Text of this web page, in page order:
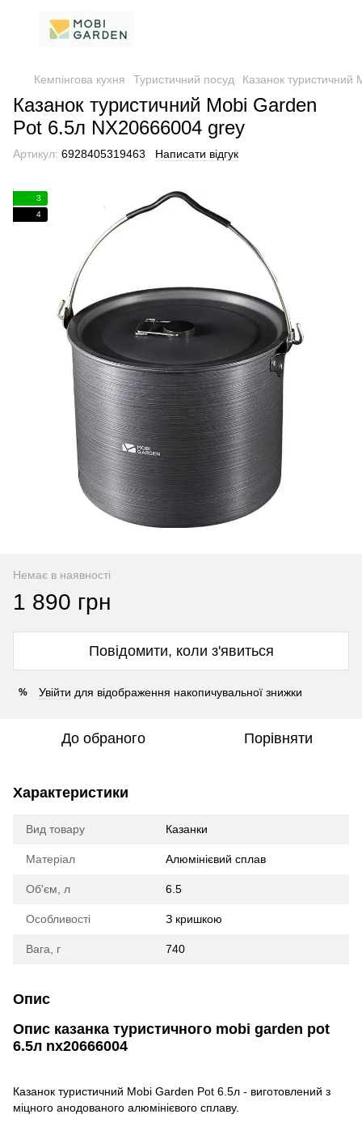
Кемпінгова кухня Туристичний посуд Казанок
Казанок туристичний Mobi Garden
Pot 6.5л NX20666004 grey
Артикул: 6928405319463 Написати відгук
3
4
Немає в наявності
1 890 грн
Повідомити, коли з'явиться
% Увійти для відображення накопичувальної знижки
До обраного Порівняти
Характеристики
Вид товару Казанки
Матеріал Алюмінієвий сплав
Об'єм, л 6.5
Особливості З кришкою
Вага, г 740
Опис
Опис казанка туристичного mobi garden pot
6.5л nx20666004
Казанок туристичний Mobi Garden Pot 6.5л - виготовлений з
міцного анодованого алюмінієвого сплаву.